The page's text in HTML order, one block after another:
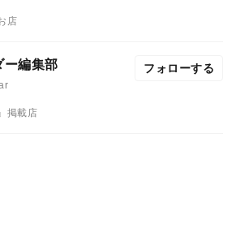
店
ー編集部 フォローする
掲載店